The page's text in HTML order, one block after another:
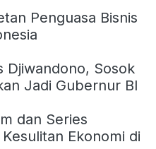
Penguasa Bisnis
Djiwandono, Sosok
Jadi Gubernur BI
dan Series
Ekonomi di